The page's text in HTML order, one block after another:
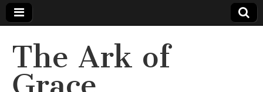
The Ark of